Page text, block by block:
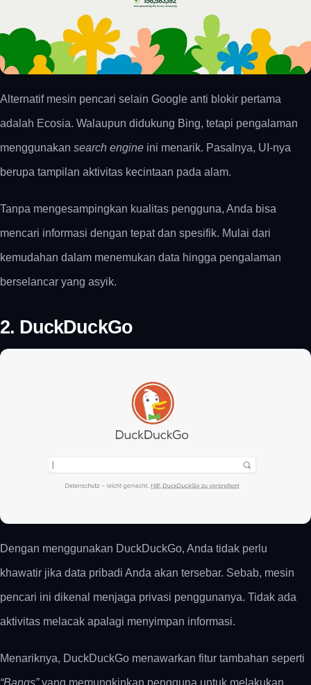
Alternatif mesin pencari selain Google anti blokir pertama
adalah Ecosia. Walaupun didukung Bing, tetapi pengalaman
menggunakan search engine ini menarik. Pasalnya, UI-nya
berupa tampilan aktivitas kecintaan pada alam.
Tanpa mengesampingkan kualitas pengguna, Anda bisa
mencari informasi dengan tepat dan spesifik. Mulai dari
kemudahan dalam menemukan data hingga pengalaman
berselancar yang asyik.
2. DuckDuckGo
Dengan menggunakan DuckDuckGo, Anda tidak perlu
khawatir jika data pribadi Anda akan tersebar. Sebab, mesin
pencari ini dikenal menjaga privasi penggunanya. Tidak ada
aktivitas melacak apalagi menyimpan informasi.
Menariknya, DuckDuckGo menawarkan fitur tambahan seperti